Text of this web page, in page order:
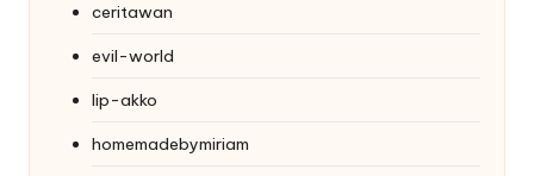
ceritawan
evil-world
lip-akko
homemadebymiriam